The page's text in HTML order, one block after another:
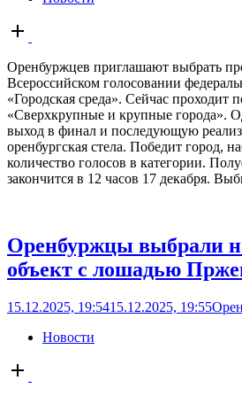
Open
post
Оренбуржцев приглашают выбрать
Всероссийском голосовании
«Городская среда». Сейчас проходит
«Сверхкрупные и крупные города».
выход в финал и последующую
оренбургская стела. Победит город,
количество голосов в категории.
закончится в 12 часов 17 декабря.
Оренбуржцы выбрали
объект с лошадью
15.12.2025, 19:5415.12.2025, 19:55
Новости
Open
post